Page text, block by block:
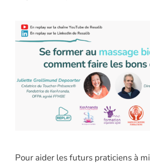
Pour aider les futurs praticiens à